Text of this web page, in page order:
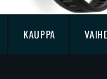
KAUPPA